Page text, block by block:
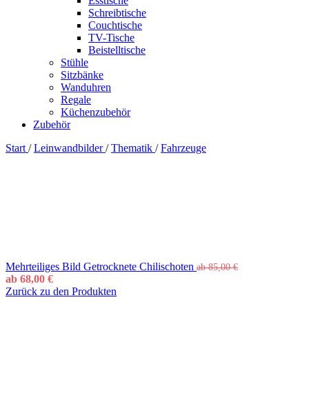
Schreibtische
Couchtische
TV-Tische
Beistelltische
Stühle
Sitzbänke
Wanduhren
Regale
Küchenzubehör
Zubehör
Start / Leinwandbilder/ Thematik / Fahrzeuge
Mehrteiliges Bild Getrocknete Chilischoten ab85,00€
ab 68,00 €
Zurück zu den Produkten